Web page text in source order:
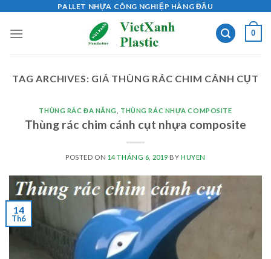
content
PALLET NHỰA CÔNG NGHIỆP HÀNG ĐẦU
0
TAG ARCHIVES: GIÁ THÙNG RÁC CHIM CÁNH CỤT
THÙNG RÁC ĐA NĂNG THÙNG RÁC NHỰA COMPOSITE
Thùng rác chim cánh cụt nhựa composite
POSTED ON 14 THÁNG 6, 2019 BY HUYEN
14
Th6